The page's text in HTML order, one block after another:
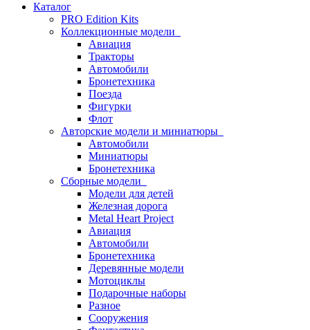
Каталог
PRO Edition Kits
Коллекционные модели
Авиация
Тракторы
Автомобили
Бронетехника
Поезда
Фигурки
Флот
Авторские модели и миниатюры
Автомобили
Миниатюры
Бронетехника
Сборные модели
Модели для детей
Железная дорога
Metal Heart Project
Авиация
Автомобили
Бронетехника
Деревянные модели
Мотоциклы
Подарочные наборы
Разное
Сооружения